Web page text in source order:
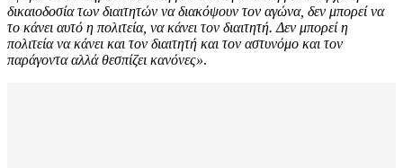
δικαιοδοσία των διαιτητών να διακόψουν τον αγώνα, δεν μπορεί να
το κάνει αυτό η πολιτεία, να κάνει τον διαιτητή. Δεν μπορεί η
πολιτεία να κάνει και τον διαιτητή και τον αστυνόμο και τον
παράγοντα αλλά θεσπίζει κανόνες».